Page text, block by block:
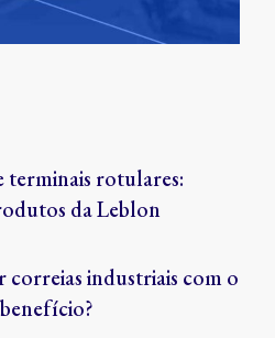
terminais rotulares:
da Leblon
correias industriais com o